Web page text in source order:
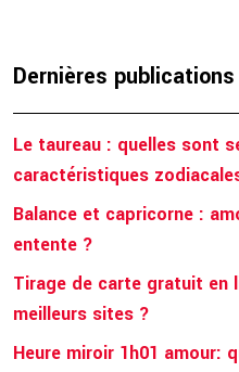
Dernières publications
Le taureau : quelles sont
caractéristiques
Balance et capricorne :
entente ?
Tirage de carte gratuit en
meilleurs sites ?
Heure miroir 1h01 amour: